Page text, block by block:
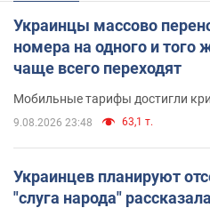
Украинцы массово
номера на одного и того
чаще всего переходят
Мобильные тарифы достигли
9.08.2026 23:48 63,1 т.
Украинцев планируют
"слуга народа"